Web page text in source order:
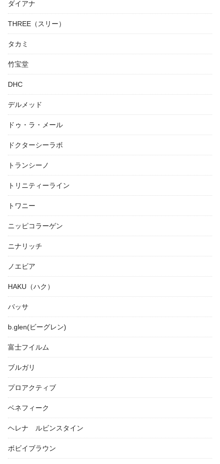
ダイアナ
THREE（スリー）
タカミ
竹宝堂
DHC
デルメッド
ドゥ・ラ・メール
ドクターシーラボ
トランシーノ
トリニティーライン
トワニー
ニッピコラーゲン
ニナリッチ
ノエビア
HAKU（ハク）
バッサ
b.glen(ビーグレン)
富士フイルム
ブルガリ
プロアクティブ
ベネフィーク
ヘレナ ルビンスタイン
ボビイブラウン